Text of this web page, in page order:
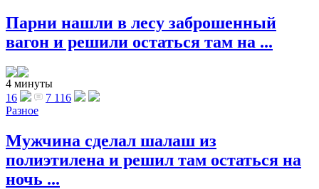
Парни нашли в лесу заброшенный
вагон и решили остаться там на ...
4 минуты
16
7 116
Разное
Мужчина сделал шалаш из
полиэтилена и решил там остаться на
ночь ...